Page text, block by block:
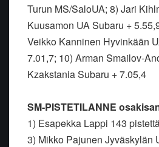
Turun MS/SaloUA; 8) Jari
Kuusamon UA Subaru +
Veikko Kanninen Hyvinkään
7.01,7; 10) Arman Smailov-
Kzakstania Subaru + 7.05,4
SM-PISTETILANNE
1) Esapekka Lappi 143
3) Mikko Pajunen Jyväskylän